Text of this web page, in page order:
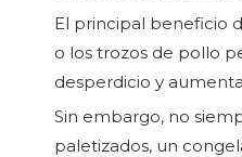
El principal beneficio
o los trozos de pollo
desperdicio y
Sin embargo, no
paletizados, un